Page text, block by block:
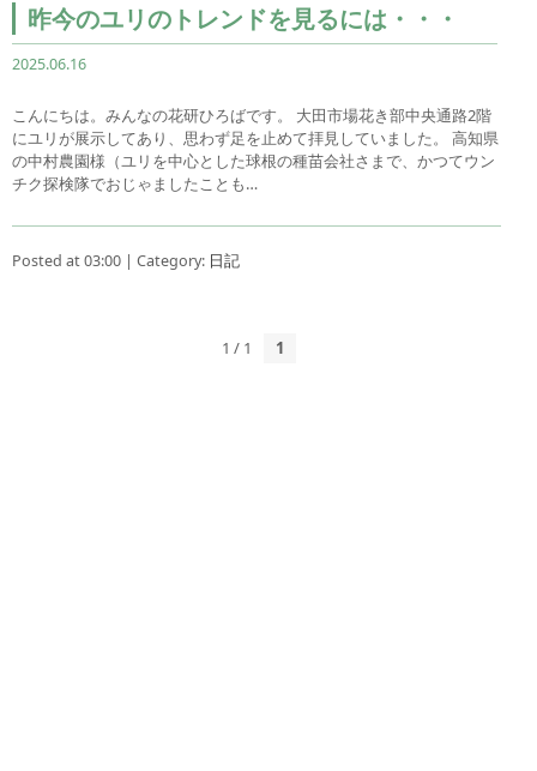
昨今のユリのトレンドを見るには・・・
2025.06.16
こんにちは。みんなの花研ひろばです。 大田市場花き部中央通路2階
にユリが展示してあり、思わず足を止めて拝見していました。 高知県
の中村農園様（ユリを中心とした球根の種苗会社さまで、かつてウン
チク探検隊でおじゃましたことも…
Posted at 03:00 | Category: 日記
1 / 1 1